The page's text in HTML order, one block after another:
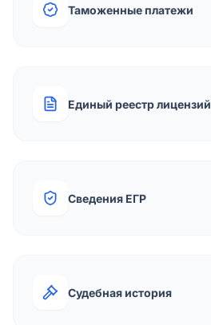
Таможенные платежи
Единый реестр лицензий
Сведения ЕГР
Судебная история